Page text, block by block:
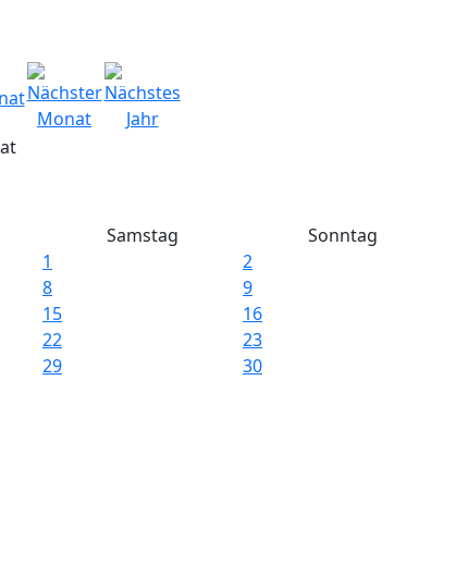
Samstag
Sonntag
1
2
8
9
15
16
22
23
29
30